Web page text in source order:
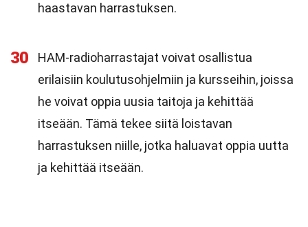
haastavan harrastuksen.
30
HAM-radioharrastajat voivat osallistua
erilaisiin koulutusohjelmiin ja kursseihin, joissa
he voivat oppia uusia taitoja ja kehittää
itseään. Tämä tekee siitä loistavan
harrastuksen niille, jotka haluavat oppia uutta
ja kehittää itseään.